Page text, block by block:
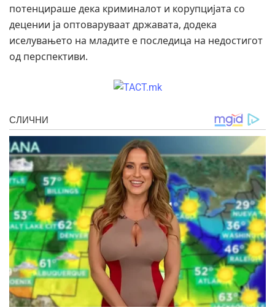
потенцираше дека криминалот и корупцијата со
децении ја оптоваруваат државата, додека
иселувањето на младите е последица на недостигот
од перспективи.